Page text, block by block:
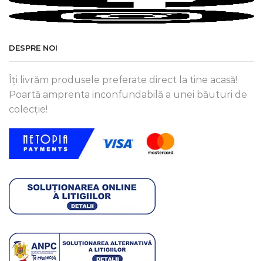
DESPRE NOI
Îți livrăm produsele preferate direct la tine acasă!
Poartă amprenta inconfundabilă a unei băuturi de
colecție!